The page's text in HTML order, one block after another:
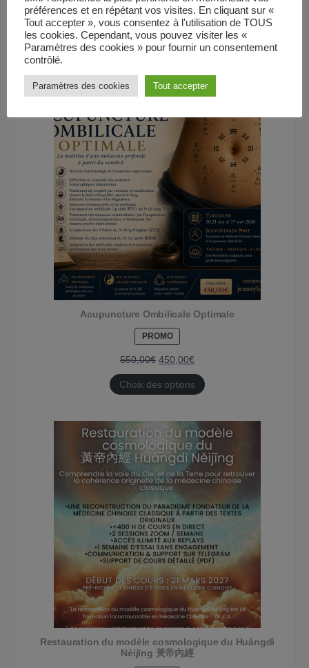
Le Yì (易) : le fondement oublié de la médecine chinoise
28 juillet 2026
Acupuncture Ombilicale Optimale
PROMOPRODUIT
EN
PROMOTION
550,00€ 450,00€
Choix des options
Restauration du modèle cosmologique du Huángdì
Nèijīng 黃帝內經
préférences et en répétant vos visites. En cliquant sur «
Tout accepter », vous consentez à l'utilisation de TOUS
les cookies. Cependant, vous pouvez visiter les «
Paramètres des cookies » pour fournir un consentement
contrôlé.
Paramètres des cookies Tout accepter